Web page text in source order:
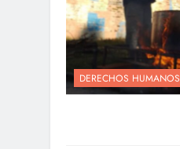
DERECHOS HUMANOS